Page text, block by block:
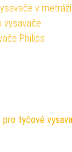
v metráži
vysavače
Philips
pro tyčové